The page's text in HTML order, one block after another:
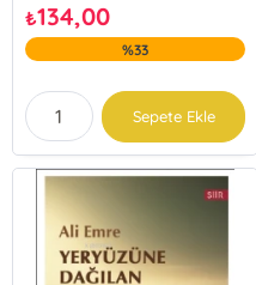
₺134,00
%33
Sepete Ekle